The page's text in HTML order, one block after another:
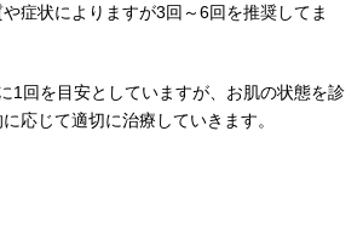
症状によりますが3回～6回を推奨してま
1回を目安としていますが、お肌の状態を診
応じて適切に治療していきます。